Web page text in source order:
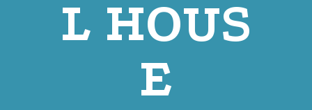
L HOUS
E